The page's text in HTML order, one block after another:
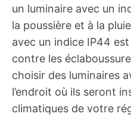
un luminaire avec un
la poussière et à la
avec un indice IP44
contre les
choisir des luminaires
l’endroit où ils seront
climatiques de votre